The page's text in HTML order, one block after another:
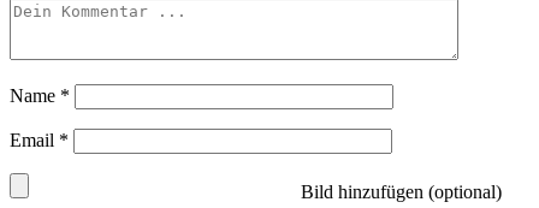
Name *
Email *
Bild hinzufügen (optional)